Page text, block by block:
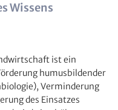
Wissens
ist ein
humusbildender
Verminderung
des Einsatzes